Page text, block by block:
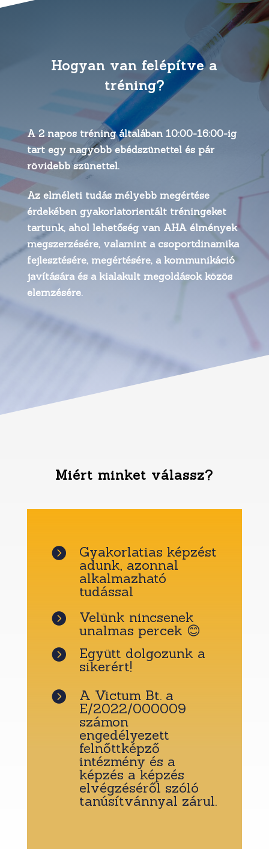
Hogyan van felépítve a
tréning?
A 2 napos tréning általában 10:00-16:00-ig
tart egy nagyobb ebédszünettel és pár
rövidebb szünettel.
Az elméleti tudás mélyebb megértése
érdekében gyakorlatorientált tréningeket
tartunk, ahol lehetőség van AHA élmények
megszerzésére, valamint a csoportdinamika
fejlesztésére, megértésére, a kommunikáció
javítására és a kialakult megoldások közös
elemzésére.
Miért minket válassz?
 Gyakorlatias képzést
adunk, azonnal
alkalmazható
tudással
 Velünk nincsenek
unalmas percek 😊
 Együtt dolgozunk a
sikerért!
 A Victum Bt. a
E/2022/000009
számon
engedélyezett
felnőttképző
intézmény és a
képzés a képzés
elvégzéséről szóló
tanúsítvánnyal zárul.